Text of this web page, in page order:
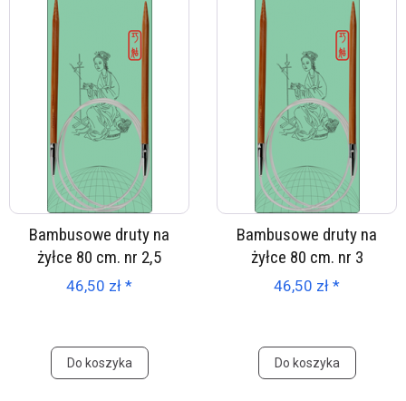
Bambusowe druty na
żyłce 80 cm. nr 2,5
46,50 zł *
Do koszyka
Bambusowe druty na
żyłce 80 cm. nr 3
46,50 zł *
Do koszyka